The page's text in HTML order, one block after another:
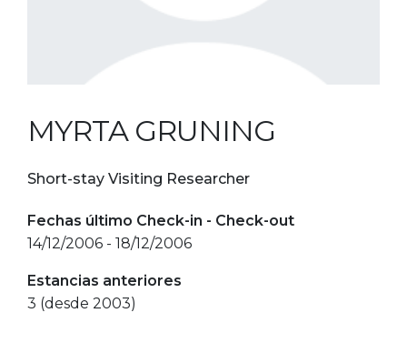
MYRTA GRUNING
Short-stay Visiting Researcher
Fechas último Check-in - Check-out
14/12/2006 - 18/12/2006
Estancias anteriores
3 (desde 2003)